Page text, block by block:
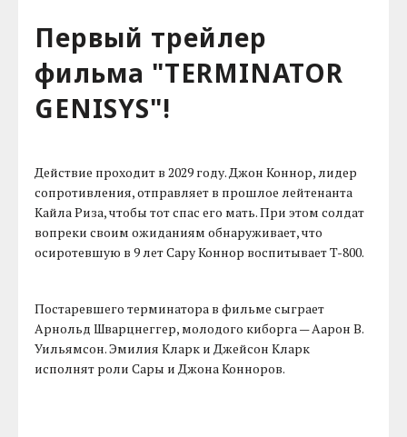
Первый трейлер
фильма "TERMINATOR
GENISYS"!
Действие проходит в 2029 году. Джон Коннор, лидер
сопротивления, отправляет в прошлое лейтенанта
Кайла Риза, чтобы тот спас его мать. При этом солдат
вопреки своим ожиданиям обнаруживает, что
осиротевшую в 9 лет Сару Коннор воспитывает T-800.
Постаревшего терминатора в фильме сыграет
Арнольд Шварцнеггер, молодого киборга — Аарон В.
Уильямсон. Эмилия Кларк и Джейсон Кларк
исполнят роли Сары и Джона Конноров.